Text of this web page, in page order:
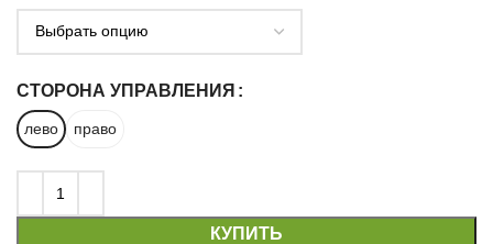
СТОРОНА УПРАВЛЕНИЯ
лево право
КУПИТЬ